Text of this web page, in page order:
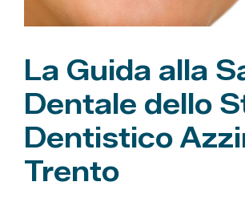
La Guida alla
Dentale dello
Dentistico
Trento